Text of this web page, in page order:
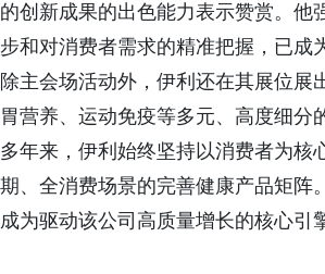
的创新成果的出色能力表示赞赏。他
步和对消费者需求的精准把握，已成
除主会场活动外，伊利还在其展位
胃营养、运动免疫等多元、高度细
多年来，伊利始终坚持以消费者为核
期、全消费场景的完善健康产品矩阵
成为驱动该公司高质量增长的核心引